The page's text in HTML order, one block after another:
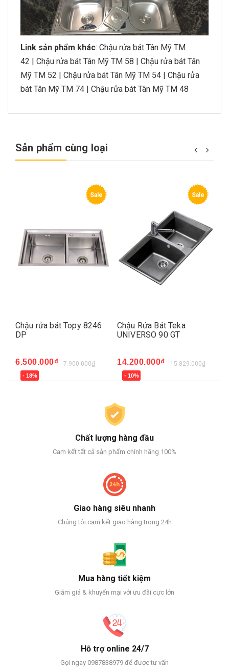
Link sản phẩm khác: Chậu rửa bát Tân Mỹ TM
42 | Chậu rửa bát Tân Mỹ TM 58 | Chậu rửa bát Tân
Mỹ TM 52 | Chậu rửa bát Tân Mỹ TM 54 | Chậu rửa
bát Tân Mỹ TM 74 | Chậu rửa bát Tân Mỹ TM 48
Sản phẩm cùng loại
Sale
Chậu rửa bát Topy 8246
DP
6.500.000₫ 7.900.000₫
- 18%
Sale
Chậu Rửa Bát Teka
UNIVERSO 90 GT
14.200.000₫ 15.829.000₫
- 10%
Chất lượng hàng đầu
Cam kết tất cả sản phẩm chính hãng 100%
Giao hàng siêu nhanh
Chúng tôi cam kết giao hàng trong 24h
Mua hàng tiết kiệm
Giảm giá & khuyến mại với ưu đãi cực lớn
Hỗ trợ online 24/7
Gọi ngay 0987838979 để được tư vấn